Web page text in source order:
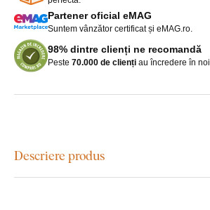
Partener oficial eMAG
Suntem vânzător certificat și eMAG.ro.
98% dintre clienți ne recomandă
Peste 70.000 de clienți au încredere în noi.
Descriere produs